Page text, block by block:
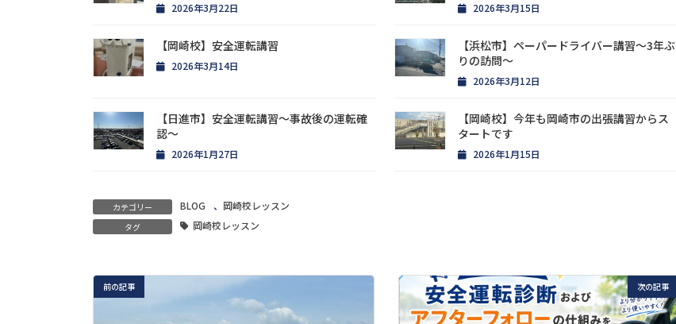
2026年3月22日 2026年3月15日
【岡崎校】安全運転講習
2026年3月14日
【浜松市】ペーパードライバー講習〜3年ぶ
りの訪問〜
2026年3月12日
【日進市】安全運転講習〜事故後の運転確
認〜
2026年1月27日
【岡崎校】今年も岡崎市の出張講習からス
タートです
2026年1月15日
カテゴリー BLOG 、 岡崎校レッスン
タグ 岡崎校レッスン
前の記事 次の記事